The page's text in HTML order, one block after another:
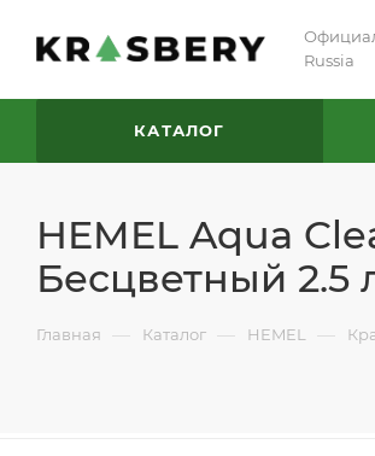
Russia
КАТАЛОГ
HEMEL Aqua
Бесцветный 2.5
Главная — Каталог — HEMEL —